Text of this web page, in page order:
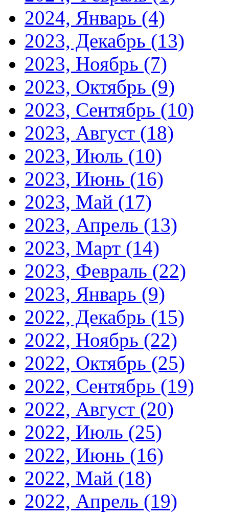
2024, Январь (4)
2023, Декабрь (13)
2023, Ноябрь (7)
2023, Октябрь (9)
2023, Сентябрь (10)
2023, Август (18)
2023, Июль (10)
2023, Июнь (16)
2023, Май (17)
2023, Апрель (13)
2023, Март (14)
2023, Февраль (22)
2023, Январь (9)
2022, Декабрь (15)
2022, Ноябрь (22)
2022, Октябрь (25)
2022, Сентябрь (19)
2022, Август (20)
2022, Июль (25)
2022, Июнь (16)
2022, Май (18)
2022, Апрель (19)